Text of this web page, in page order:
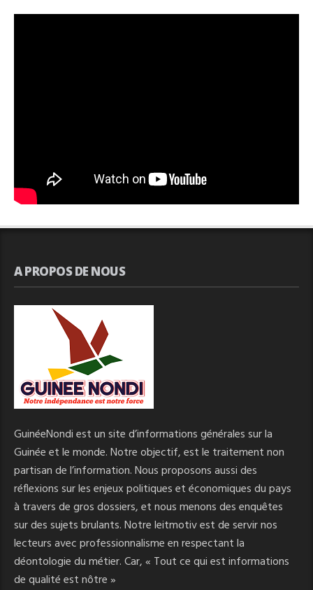
A PROPOS DE NOUS
GuinéeNondi est un site d’informations générales sur la
Guinée et le monde. Notre objectif, est le traitement non
partisan de l’information. Nous proposons aussi des
réflexions sur les enjeux politiques et économiques du pays
à travers de gros dossiers, et nous menons des enquêtes
sur des sujets brulants. Notre leitmotiv est de servir nos
lecteurs avec professionnalisme en respectant la
déontologie du métier. Car, « Tout ce qui est informations
de qualité est nôtre »